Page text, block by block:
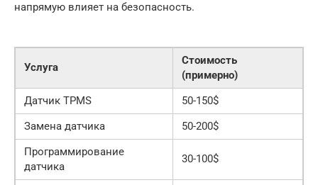
напрямую влияет на безопасность.
Услуга
Стоимость
(примерно)
Датчик TPMS
50-150$
Замена датчика
50-200$
Программирование
датчика
30-100$